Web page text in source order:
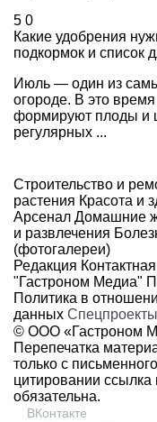
5 0
Какие удобрения
подкормок и список
Июль — один из
огороде. В это время
формируют плоды и
регулярных ...
Строительство и
растения Красота и
Арсенал Домашние
и развлечения
(фотогалереи)
Редакция
"Гастроном Медиа"
Политика в
данных Спецпроекты
© ООО «Гастроном
Перепечатка
только с
цитировании ссылка
обязательна.
ВКонтакте